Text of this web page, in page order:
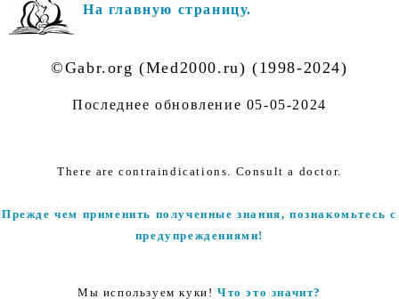
На главную страницу.
©Gabr.org (Med2000.ru) (1998-2024)
Последнее обновление 05-05-2024
There are contraindications. Consult a doctor.
Прежде чем применить полученные знания, познакомьтесь с
предупреждениями!
Мы используем куки! Что это значит?